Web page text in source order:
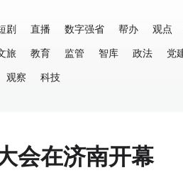
剧 直播 数字强省 帮办 观点
旅 教育 监管 智库 政法 党
观察 科技
会在济南开幕